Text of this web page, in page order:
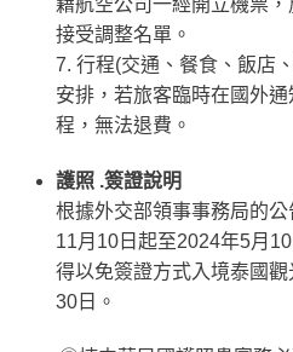
籍航空公司一經開立機票
接受調整名單。
7. 行程(交通、餐食、飯店
安排，若旅客臨時在國外
程，無法退費。
護照 .簽證說明
根據外交部領事事務局的
11月10日起至2024年5月
得以免簽證方式入境泰國
30日。